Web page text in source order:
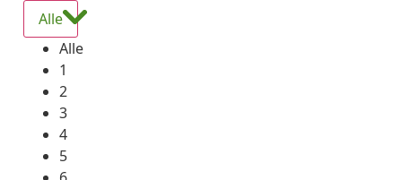
Alle
Alle
1
2
3
4
5